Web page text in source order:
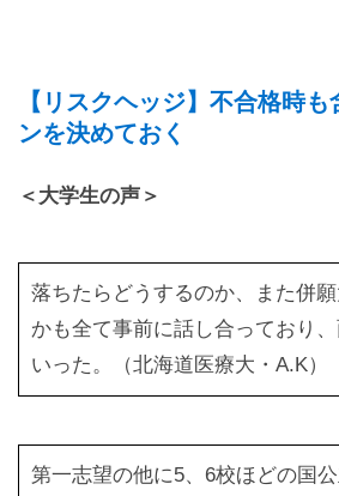
【リスクヘッジ】不合格時
ンを決めておく
＜大学生の声＞
落ちたらどうするのか、また併
かも全て事前に話し合っており
いった。（北海道医療大・A.K）
第一志望の他に5、6校ほどの国